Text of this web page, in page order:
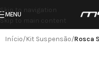
Skip to navigation
Skip to main content
MENU
Início Kit Suspensão Rosca